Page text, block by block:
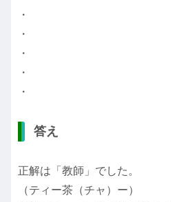
・
・
・
・
・
答え
正解は「教師」でした。
（ティー茶（チャ）ー）